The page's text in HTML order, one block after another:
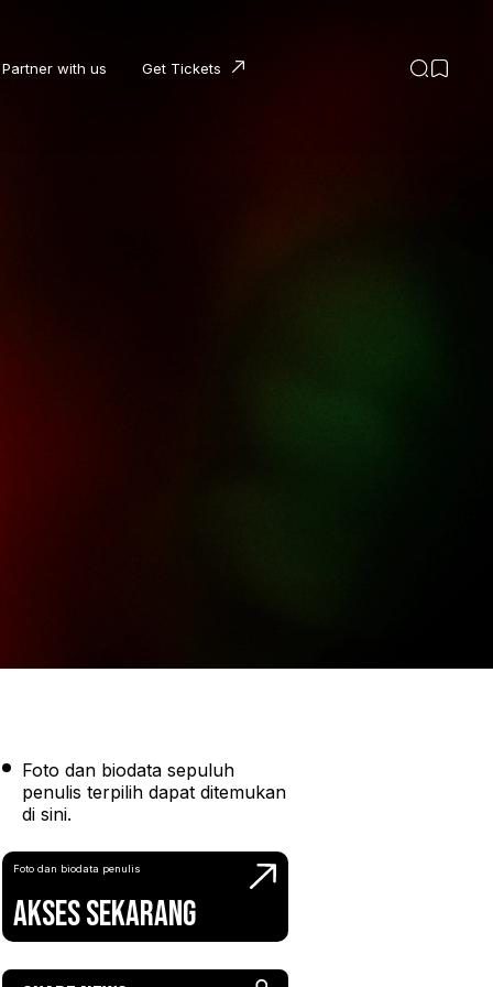
Partner with us Get Tickets
Foto dan biodata sepuluh
penulis terpilih dapat ditemukan
di sini.
Foto dan biodata penulis
Akses Sekarang